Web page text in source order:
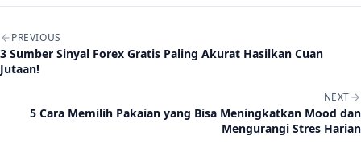
Post navigation
PREVIOUS
3 Sumber Sinyal Forex Gratis Paling Akurat Hasilkan Cuan
Jutaan!
NEXT
5 Cara Memilih Pakaian yang Bisa Meningkatkan Mood dan
Mengurangi Stres Harian